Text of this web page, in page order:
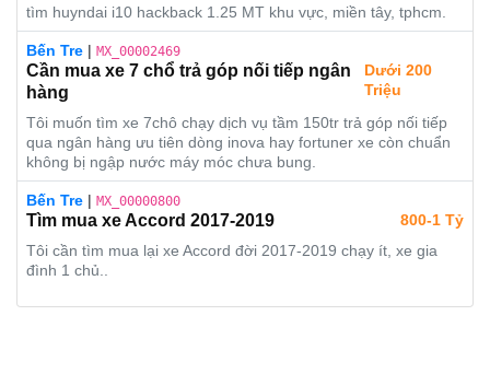
tìm huyndai i10 hackback 1.25 MT khu vực, miền tây, tphcm.
Bến Tre | MX_00002469
Cần mua xe 7 chổ trả góp nối tiếp ngân
hàng
Dưới 200
Triệu
Tôi muốn tìm xe 7chô chạy dịch vụ tầm 150tr trả góp nối tiếp
qua ngân hàng ưu tiên dòng inova hay fortuner xe còn chuẩn
không bị ngập nước máy móc chưa bung.
Bến Tre | MX_00000800
Tìm mua xe Accord 2017-2019
800-1 Tỷ
Tôi cần tìm mua lại xe Accord đời 2017-2019 chạy ít, xe gia
đình 1 chủ..